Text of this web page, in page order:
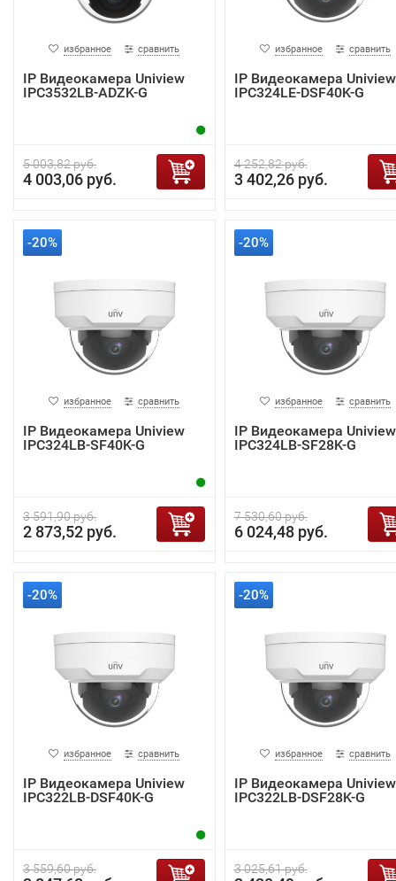
избранное сравнить
IP Видеокамера Uniview
IPC3532LB-ADZK-G
5 003,82 руб.
4 003,06 руб.
избранное сравнить
IP Видеокамера Uniview
IPC324LE-DSF40K-G
4 252,82 руб.
3 402,26 руб.
-20%
избранное сравнить
IP Видеокамера Uniview
IPC324LB-SF40K-G
3 591,90 руб.
2 873,52 руб.
-20%
избранное сравнить
IP Видеокамера Uniview
IPC324LB-SF28K-G
7 530,60 руб.
6 024,48 руб.
-20%
избранное сравнить
IP Видеокамера Uniview
IPC322LB-DSF40K-G
3 559,60 руб.
-20%
избранное сравнить
IP Видеокамера Uniview
IPC322LB-DSF28K-G
3 025,61 руб.